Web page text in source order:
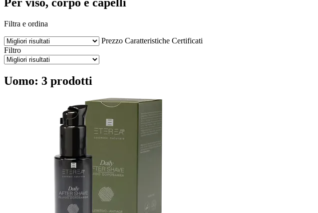
Filtra e ordina
Prezzo Caratteristiche Certificati
Filtro
Uomo: 3 prodotti